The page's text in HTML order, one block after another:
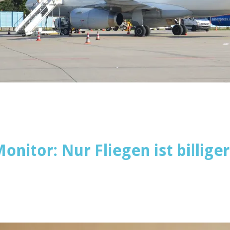
Nur Fliegen ist billiger